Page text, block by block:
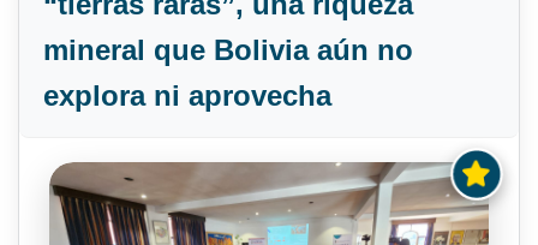
mineral que Bolivia aún no
explora ni aprovecha